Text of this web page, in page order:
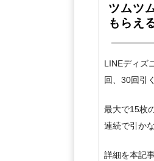
ツムツ
もらえ
LINEディズ
回、30回引
最大で15枚
連続で引か
詳細を本記